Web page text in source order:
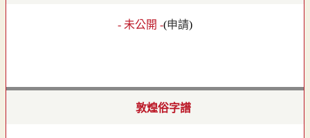
- 未公開 -(申請)
敦煌俗字譜